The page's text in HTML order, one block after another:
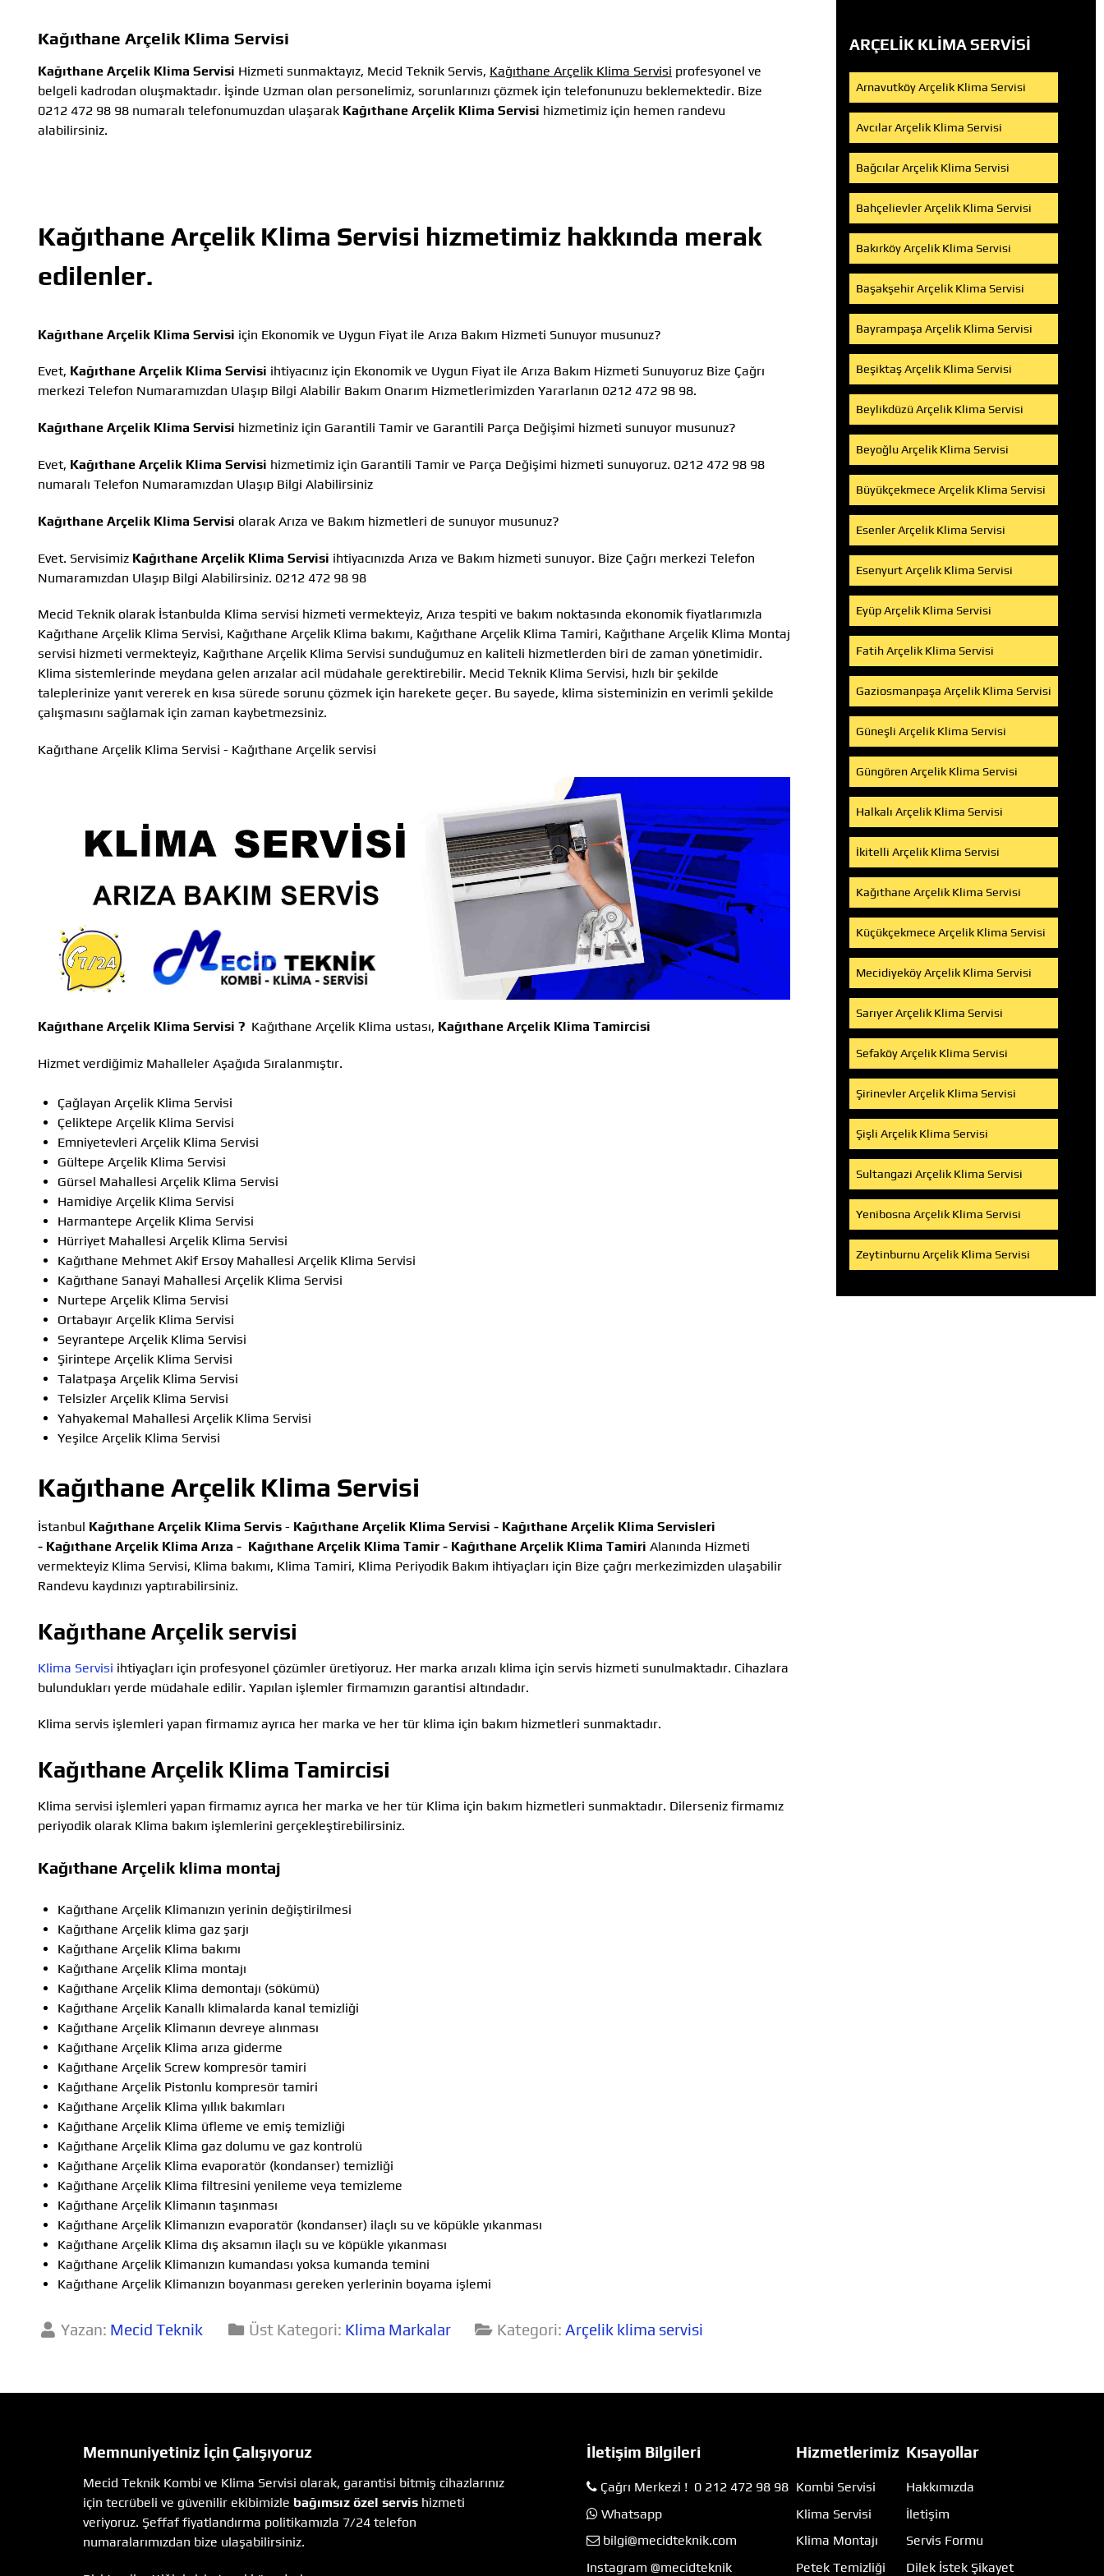
Kağıthane Arçelik Klima Servisi
Kağıthane Arçelik Klima Servisi Hizmeti sunmaktayız, Mecid Teknik Servis, Kağıthane Arçelik Klima Servisi profesyonel ve
belgeli kadrodan oluşmaktadır. İşinde Uzman olan personelimiz, sorunlarınızı çözmek için telefonunuzu beklemektedir. Bize
0212 472 98 98 numaralı telefonumuzdan ulaşarak Kağıthane Arçelik Klima Servisi hizmetimiz için hemen randevu
alabilirsiniz.
Kağıthane Arçelik Klima Servisi hizmetimiz hakkında merak
edilenler.
Kağıthane Arçelik Klima Servisi için Ekonomik ve Uygun Fiyat ile Arıza Bakım Hizmeti Sunuyor musunuz?
Evet, Kağıthane Arçelik Klima Servisi ihtiyacınız için Ekonomik ve Uygun Fiyat ile Arıza Bakım Hizmeti Sunuyoruz Bize Çağrı
merkezi Telefon Numaramızdan Ulaşıp Bilgi Alabilir Bakım Onarım Hizmetlerimizden Yararlanın 0212 472 98 98.
Kağıthane Arçelik Klima Servisi hizmetiniz için Garantili Tamir ve Garantili Parça Değişimi hizmeti sunuyor musunuz?
Evet, Kağıthane Arçelik Klima Servisi hizmetimiz için Garantili Tamir ve Parça Değişimi hizmeti sunuyoruz. 0212 472 98 98
numaralı Telefon Numaramızdan Ulaşıp Bilgi Alabilirsiniz
Kağıthane Arçelik Klima Servisi olarak Arıza ve Bakım hizmetleri de sunuyor musunuz?
Evet. Servisimiz Kağıthane Arçelik Klima Servisi ihtiyacınızda Arıza ve Bakım hizmeti sunuyor. Bize Çağrı merkezi Telefon
Numaramızdan Ulaşıp Bilgi Alabilirsiniz. 0212 472 98 98
Mecid Teknik olarak İstanbulda Klima servisi hizmeti vermekteyiz, Arıza tespiti ve bakım noktasında ekonomik fiyatlarımızla
Kağıthane Arçelik Klima Servisi, Kağıthane Arçelik Klima bakımı, Kağıthane Arçelik Klima Tamiri, Kağıthane Arçelik Klima Montaj
servisi hizmeti vermekteyiz, Kağıthane Arçelik Klima Servisi sunduğumuz en kaliteli hizmetlerden biri de zaman yönetimidir.
Klima sistemlerinde meydana gelen arızalar acil müdahale gerektirebilir. Mecid Teknik Klima Servisi, hızlı bir şekilde
taleplerinize yanıt vererek en kısa sürede sorunu çözmek için harekete geçer. Bu sayede, klima sisteminizin en verimli şekilde
çalışmasını sağlamak için zaman kaybetmezsiniz.
Kağıthane Arçelik Klima Servisi - Kağıthane Arçelik servisi
Kağıthane Arçelik Klima Servisi ? Kağıthane Arçelik Klima ustası, Kağıthane Arçelik Klima Tamircisi
Hizmet verdiğimiz Mahalleler Aşağıda Sıralanmıştır.
Çağlayan Arçelik Klima Servisi
Çeliktepe Arçelik Klima Servisi
Emniyetevleri Arçelik Klima Servisi
Gültepe Arçelik Klima Servisi
Gürsel Mahallesi Arçelik Klima Servisi
Hamidiye Arçelik Klima Servisi
Harmantepe Arçelik Klima Servisi
Hürriyet Mahallesi Arçelik Klima Servisi
Kağıthane Mehmet Akif Ersoy Mahallesi Arçelik Klima Servisi
Kağıthane Sanayi Mahallesi Arçelik Klima Servisi
Nurtepe Arçelik Klima Servisi
Ortabayır Arçelik Klima Servisi
Seyrantepe Arçelik Klima Servisi
Şirintepe Arçelik Klima Servisi
Talatpaşa Arçelik Klima Servisi
Telsizler Arçelik Klima Servisi
Yahyakemal Mahallesi Arçelik Klima Servisi
Yeşilce Arçelik Klima Servisi
Kağıthane Arçelik Klima Servisi
İstanbul Kağıthane Arçelik Klima Servis - Kağıthane Arçelik Klima Servisi - Kağıthane Arçelik Klima Servisleri
- Kağıthane Arçelik Klima Arıza - Kağıthane Arçelik Klima Tamir - Kağıthane Arçelik Klima Tamiri Alanında Hizmeti
vermekteyiz Klima Servisi, Klima bakımı, Klima Tamiri, Klima Periyodik Bakım ihtiyaçları için Bize çağrı merkezimizden ulaşabilir
Randevu kaydınızı yaptırabilirsiniz.
Kağıthane Arçelik servisi
Klima Servisi ihtiyaçları için profesyonel çözümler üretiyoruz. Her marka arızalı klima için servis hizmeti sunulmaktadır. Cihazlara
bulundukları yerde müdahale edilir. Yapılan işlemler firmamızın garantisi altındadır.
Klima servis işlemleri yapan firmamız ayrıca her marka ve her tür klima için bakım hizmetleri sunmaktadır.
Kağıthane Arçelik Klima Tamircisi
Klima servisi işlemleri yapan firmamız ayrıca her marka ve her tür Klima için bakım hizmetleri sunmaktadır. Dilerseniz firmamız
periyodik olarak Klima bakım işlemlerini gerçekleştirebilirsiniz.
Kağıthane Arçelik klima montaj
Kağıthane Arçelik Klimanızın yerinin değiştirilmesi
Kağıthane Arçelik klima gaz şarjı
Kağıthane Arçelik Klima bakımı
Kağıthane Arçelik Klima montajı
Kağıthane Arçelik Klima demontajı (sökümü)
Kağıthane Arçelik Kanallı klimalarda kanal temizliği
Kağıthane Arçelik Klimanın devreye alınması
Kağıthane Arçelik Klima arıza giderme
Kağıthane Arçelik Screw kompresör tamiri
Kağıthane Arçelik Pistonlu kompresör tamiri
Kağıthane Arçelik Klima yıllık bakımları
Kağıthane Arçelik Klima üfleme ve emiş temizliği
Kağıthane Arçelik Klima gaz dolumu ve gaz kontrolü
Kağıthane Arçelik Klima evaporatör (kondanser) temizliği
Kağıthane Arçelik Klima filtresini yenileme veya temizleme
Kağıthane Arçelik Klimanın taşınması
Kağıthane Arçelik Klimanızın evaporatör (kondanser) ilaçlı su ve köpükle yıkanması
Kağıthane Arçelik Klima dış aksamın ilaçlı su ve köpükle yıkanması
Kağıthane Arçelik Klimanızın kumandası yoksa kumanda temini
Kağıthane Arçelik Klimanızın boyanması gereken yerlerinin boyama işlemi
Yazan: Mecid Teknik Üst Kategori: Klima Markalar Kategori: Arçelik klima servisi
ARÇELIK KLIMA SERVISI
Arnavutköy Arçelik Klima Servisi
Avcılar Arçelik Klima Servisi
Bağcılar Arçelik Klima Servisi
Bahçelievler Arçelik Klima Servisi
Bakırköy Arçelik Klima Servisi
Başakşehir Arçelik Klima Servisi
Bayrampaşa Arçelik Klima Servisi
Beşiktaş Arçelik Klima Servisi
Beylikdüzü Arçelik Klima Servisi
Beyoğlu Arçelik Klima Servisi
Büyükçekmece Arçelik Klima Servisi
Esenler Arçelik Klima Servisi
Esenyurt Arçelik Klima Servisi
Eyüp Arçelik Klima Servisi
Fatih Arçelik Klima Servisi
Gaziosmanpaşa Arçelik Klima Servisi
Güneşli Arçelik Klima Servisi
Güngören Arçelik Klima Servisi
Halkalı Arçelik Klima Servisi
İkitelli Arçelik Klima Servisi
Kağıthane Arçelik Klima Servisi
Küçükçekmece Arçelik Klima Servisi
Mecidiyeköy Arçelik Klima Servisi
Sarıyer Arçelik Klima Servisi
Sefaköy Arçelik Klima Servisi
Şirinevler Arçelik Klima Servisi
Şişli Arçelik Klima Servisi
Sultangazi Arçelik Klima Servisi
Yenibosna Arçelik Klima Servisi
Zeytinburnu Arçelik Klima Servisi
Memnuniyetiniz İçin Çalışıyoruz
Mecid Teknik Kombi ve Klima Servisi olarak, garantisi bitmiş cihazlarınız
için tecrübeli ve güvenilir ekibimizle bağımsız özel servis hizmeti
veriyoruz. Şeffaf fiyatlandırma politikamızla 7/24 telefon
numaralarımızdan bize ulaşabilirsiniz.
İletişim Bilgileri
Çağrı Merkezi ! 0 212 472 98 98
Whatsapp
bilgi@mecidteknik.com
Instagram @mecidteknik
Hizmetlerimiz
Kombi Servisi
Klima Servisi
Klima Montajı
Petek Temizliği
Kısayollar
Hakkımızda
İletişim
Servis Formu
Dilek İstek Şikayet